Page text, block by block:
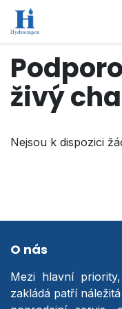
Přejít na obsah
živý
Nejsou k dispozici
O nás
Mezi hlavní
zakládá patří